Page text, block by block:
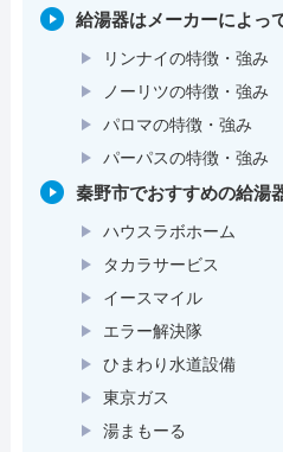
給湯器はメーカーによっ
リンナイの特徴・強み
ノーリツの特徴・強み
パロマの特徴・強み
パーパスの特徴・強み
秦野市でおすすめの給湯
ハウスラボホーム
タカラサービス
イースマイル
エラー解決隊
ひまわり水道設備
東京ガス
湯まもーる